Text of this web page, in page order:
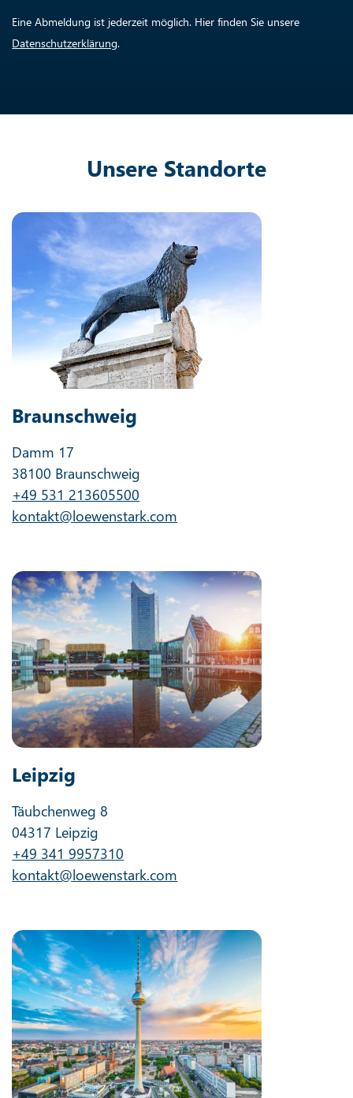
Eine Abmeldung ist jederzeit möglich. Hier finden Sie unsere
Datenschutzerklärung.
Unsere Standorte
Braunschweig
Damm 17
38100 Braunschweig
+49 531 213605500
kontakt@loewenstark.com
Leipzig
Täubchenweg 8
04317 Leipzig
+49 341 9957310
kontakt@loewenstark.com